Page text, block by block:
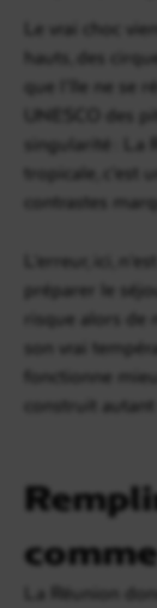
Le vrai choc
hauts, des
que l’île ne se
UNESCO des
singularité :
tropicale,
contrastes
L’erreur, ici,
préparer le
risque alors
son vrai
fonctionne
construit
La Réunion